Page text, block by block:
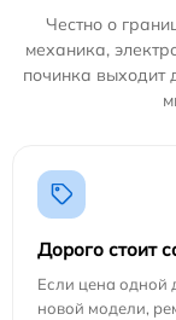
Честно о
механика,
починка выходит
Дорого стоит
Если цена одной
новой модели,